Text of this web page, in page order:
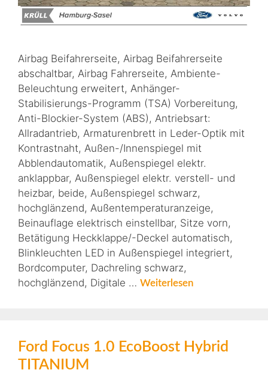
Airbag Beifahrerseite, Airbag Beifahrerseite
abschaltbar, Airbag Fahrerseite, Ambiente-
Beleuchtung erweitert, Anhänger-
Stabilisierungs-Programm (TSA) Vorbereitung,
Anti-Blockier-System (ABS), Antriebsart:
Allradantrieb, Armaturenbrett in Leder-Optik mit
Kontrastnaht, Außen-/Innenspiegel mit
Abblendautomatik, Außenspiegel elektr.
anklappbar, Außenspiegel elektr. verstell- und
heizbar, beide, Außenspiegel schwarz,
hochglänzend, Außentemperaturanzeige,
Beinauflage elektrisch einstellbar, Sitze vorn,
Betätigung Heckklappe/-Deckel automatisch,
Blinkleuchten LED in Außenspiegel integriert,
Bordcomputer, Dachreling schwarz,
hochglänzend, Digitale … Weiterlesen
Ford Focus 1.0 EcoBoost Hybrid
TITANIUM